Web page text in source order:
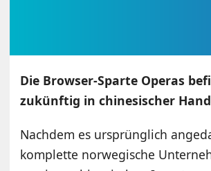
Die Browser-Sparte Operas
zukünftig in chinesischer
Nachdem es ursprünglich
komplette norwegische